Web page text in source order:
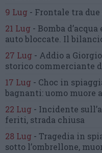
9 Lug - Frontale tra due
21 Lug - Bomba
auto bloccate. Il
27 Lug - Addio a
storico commerciante
17 Lug - Choc in
bagnanti:uomo muore
22 Lug - Incidente
feriti, strada chiusa
28 Lug - Tragedia in
sotto l’ombrellone,